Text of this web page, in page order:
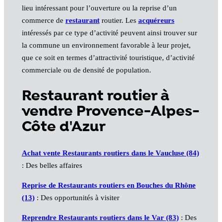
lieu intéressant pour l’ouverture ou la reprise d’un
commerce de restaurantroutier. Les acquéreurs
intéressés par ce type d’activité peuvent ainsi trouver sur
la commune un environnement favorable à leur projet,
que ce soit en termes d’attractivité touristique, d’activité
commerciale ou de densité de population.
Restaurant routier à
vendre Provence-Alpes-
Côte d'Azur
Achat vente Restaurants routiers dans le Vaucluse (84)
: Des belles affaires
Reprise de Restaurants routiers en Bouches du Rhône
(13): Des opportunités à visiter
Reprendre Restaurants routiers dans le Var (83): Des